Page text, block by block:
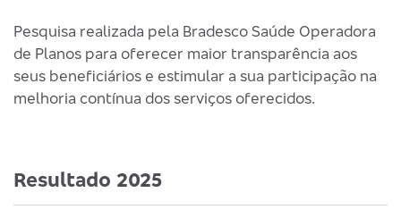
Pesquisa realizada pela Bradesco Saúde Operadora
de Planos para oferecer maior transparência aos
seus beneficiários e estimular a sua participação na
melhoria contínua dos serviços oferecidos.
Resultado 2025